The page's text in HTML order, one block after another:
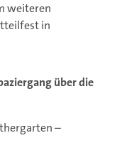
weiteren
in
über die
–